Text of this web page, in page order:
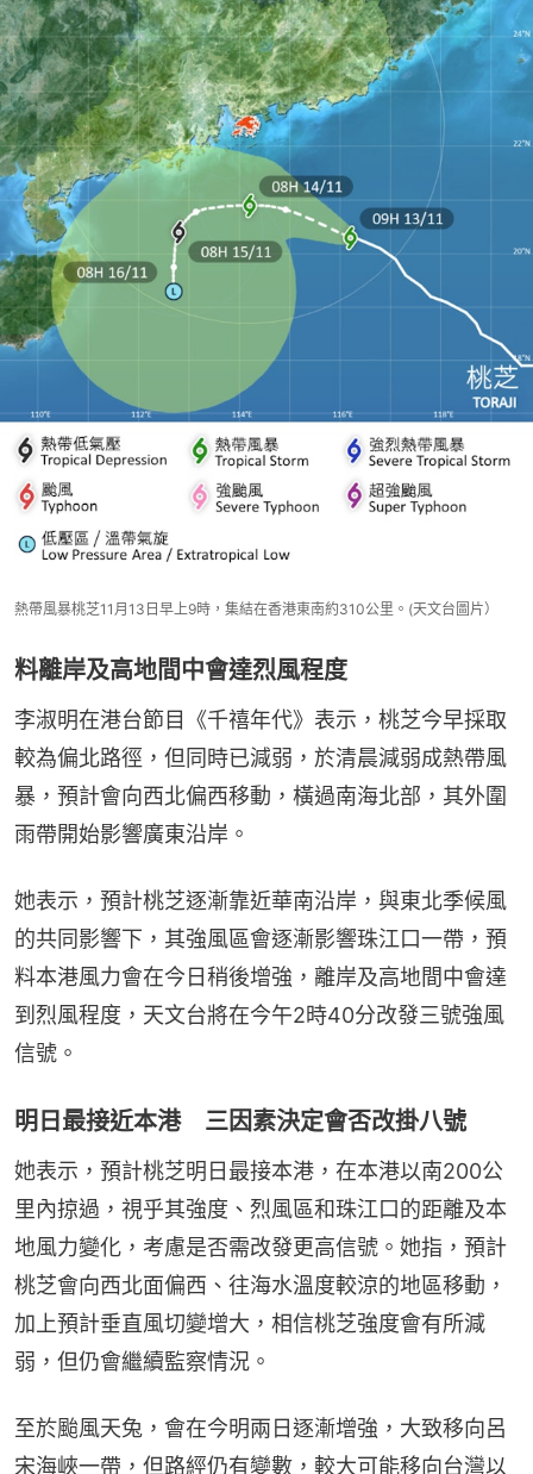
熱帶風暴桃芝11月13日早上9時，集結在香港東南約310公里。(天文台圖片）
料離岸及高地間中會達烈風程度
李淑明在港台節目《千禧年代》表示，桃芝今早採取
較為偏北路徑，但同時已減弱，於清晨減弱成熱帶風
暴，預計會向西北偏西移動，橫過南海北部，其外圍
雨帶開始影響廣東沿岸。
她表示，預計桃芝逐漸靠近華南沿岸，與東北季候風
的共同影響下，其強風區會逐漸影響珠江口一帶，預
料本港風力會在今日稍後增強，離岸及高地間中會達
到烈風程度，天文台將在今午2時40分改發三號強風
信號。
明日最接近本港 三因素決定會否改掛八號
她表示，預計桃芝明日最接本港，在本港以南200公
里內掠過，視乎其強度、烈風區和珠江口的距離及本
地風力變化，考慮是否需改發更高信號。她指，預計
桃芝會向西北面偏西、往海水溫度較涼的地區移動，
加上預計垂直風切變增大，相信桃芝強度會有所減
弱，但仍會繼續監察情況。
至於颱風天兔，會在今明兩日逐漸增強，大致移向呂
宋海峽一帶，但路經仍有變數，較大可能移向台灣以